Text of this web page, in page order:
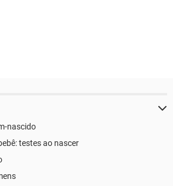
nascido
testes ao nascer